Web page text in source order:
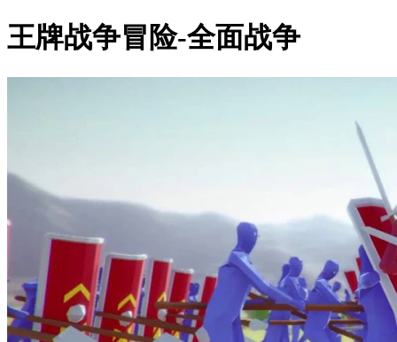
王牌战争冒险-全面战争